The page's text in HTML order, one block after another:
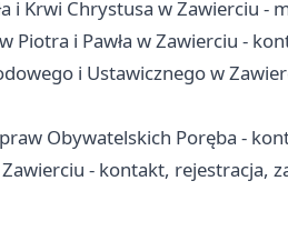
i Krwi Chrystusa w Zawierciu -
Piotra i Pawła w Zawierciu -
i Ustawicznego w
Obywatelskich Poręba -
- kontakt, rejestracja,